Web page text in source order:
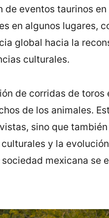
de eventos taurinos
en algunos lugares,
global hacia la
culturales.
de corridas de
de los animales.
sino que
y la
mexicana se